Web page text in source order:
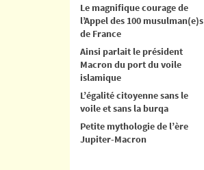
Le magnifique courage de
l’Appel des 100 musulman(e)s
de France
Ainsi parlait le président
Macron du port du voile
islamique
L’égalité citoyenne sans le
voile et sans la burqa
Petite mythologie de l’ère
Jupiter-Macron